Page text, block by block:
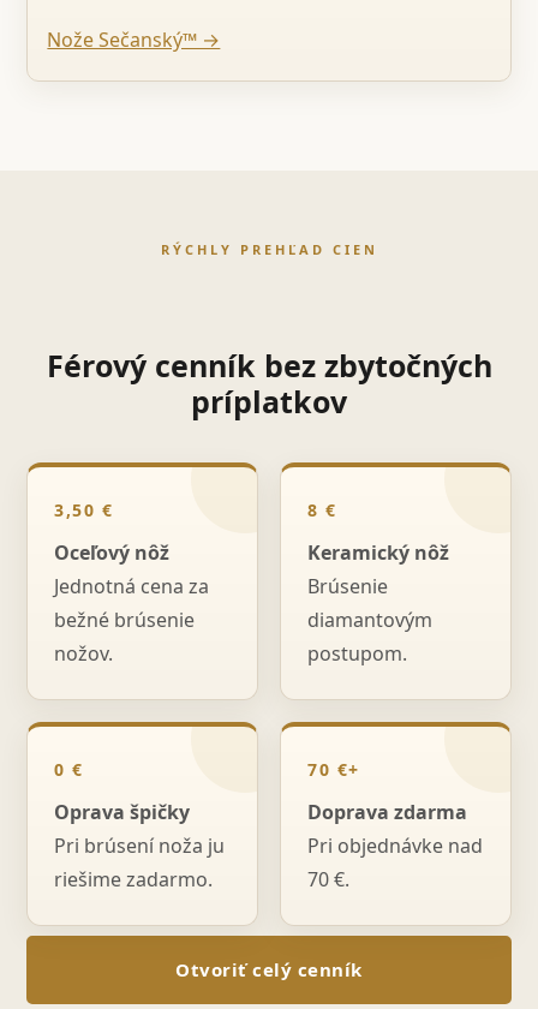
Nože Sečanský™ →
RÝCHLY PREHĽAD CIEN
Férový cenník bez zbytočných
príplatkov
3,50 €
Oceľový nôž
Jednotná cena za
bežné brúsenie
nožov.
8 €
Keramický nôž
Brúsenie
diamantovým
postupom.
0 €
Oprava špičky
Pri brúsení noža ju
riešime zadarmo.
70 €+
Doprava zdarma
Pri objednávke nad
70 €.
Otvoriť celý cenník